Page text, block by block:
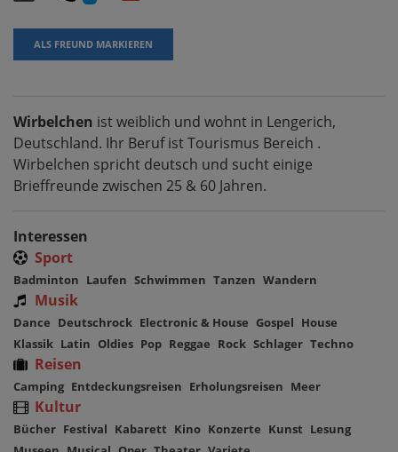
ALS FREUND MARKIEREN
Wirbelchen ist weiblich und wohnt in Lengerich,
Deutschland. Ihr Beruf ist Tourismus Bereich .
Wirbelchen spricht deutsch und sucht einige
Brieffreunde zwischen 25 & 60 Jahren.
Interessen
Sport
Badminton Laufen Schwimmen Tanzen Wandern
Musik
Dance Deutschrock Electronic & House Gospel House
Klassik Latin Oldies Pop Reggae Rock Schlager Techno
Reisen
Camping Entdeckungsreisen Erholungsreisen Meer
Kultur
Bücher Festival Kabarett Kino Konzerte Kunst Lesung